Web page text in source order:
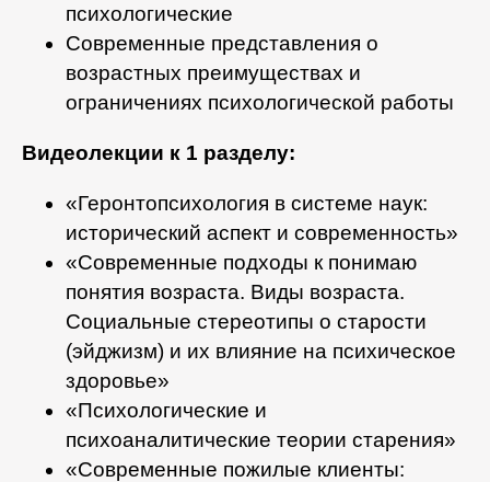
психологические
Современные представления о
возрастных преимуществах и
ограничениях психологической работы
Видеолекции к 1 разделу:
«Геронтопсихология в системе наук:
исторический аспект и современность»
«Современные подходы к понимаю
понятия возраста. Виды возраста.
Социальные стереотипы о старости
(эйджизм) и их влияние на психическое
здоровье»
«Психологические и
психоаналитические теории старения»
«Современные пожилые клиенты: